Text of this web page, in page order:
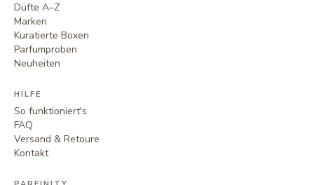
Düfte A–Z
Marken
Kuratierte Boxen
Parfumproben
Neuheiten
HILFE
So funktioniert's
FAQ
Versand & Retoure
Kontakt